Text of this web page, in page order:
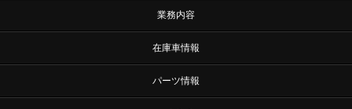
業務内容
在庫車情報
パーツ情報